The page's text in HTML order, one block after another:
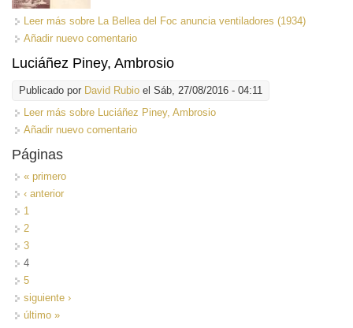
Leer más sobre La Bellea del Foc anuncia ventiladores (1934)
Añadir nuevo comentario
Luciáñez Piney, Ambrosio
Publicado por David Rubio el Sáb, 27/08/2016 - 04:11
Leer más sobre Luciáñez Piney, Ambrosio
Añadir nuevo comentario
Páginas
« primero
‹ anterior
1
2
3
4
5
siguiente ›
último »